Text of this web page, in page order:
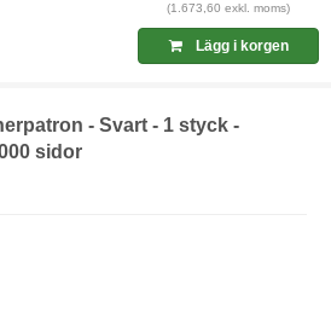
(1.673,60 exkl. moms)
Lägg i korgen
- Svart - 1 styck -
sidor